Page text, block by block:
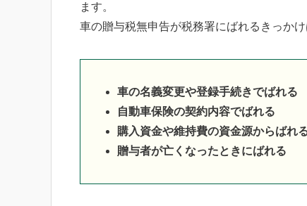
ます。
車の贈与税無申告が税務署にばれるきっかけ
車の名義変更や登録手続きでばれる
自動車保険の契約内容でばれる
購入資金や維持費の資金源からばれ
贈与者が亡くなったときにばれる